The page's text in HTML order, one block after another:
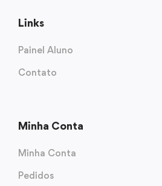
Links
Painel Aluno
Contato
Minha Conta
Minha Conta
Pedidos